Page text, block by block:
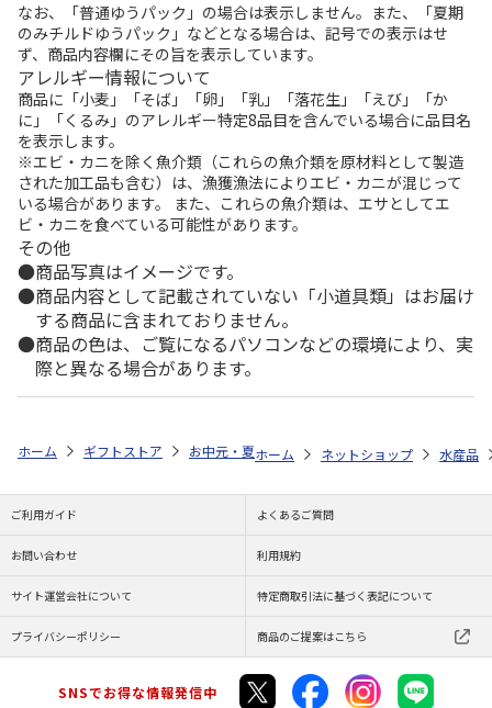
なお、「普通ゆうパック」の場合は表示しません。また、「夏期
のみチルドゆうパック」などとなる場合は、記号での表示はせ
ず、商品内容欄にその旨を表示しています。
アレルギー情報について
商品に「小麦」「そば」「卵」「乳」「落花生」「えび」「か
に」「くるみ」のアレルギー特定8品目を含んでいる場合に品目名
を表示します。
※エビ・カニを除く魚介類（これらの魚介類を原材料として製造
された加工品も含む）は、漁獲漁法によりエビ・カニが混じって
いる場合があります。 また、これらの魚介類は、エサとしてエ
ビ・カニを食べている可能性があります。
その他
商品写真はイメージです。
商品内容として記載されていない「小道具類」はお届け
する商品に含まれておりません。
商品の色は、ご覧になるパソコンなどの環境により、実
際と異なる場合があります。
ホーム ギフトストア お中元・夏ギフト特集 2026 ゆうゆうギフト
ホーム ネットショップ 水産品
ご利用ガイド よくあるご質問
お問い合わせ 利用規約
サイト運営会社について 特定商取引法に基づく表記について
プライバシーポリシー 商品のご提案はこちら
SNSでお得な情報発信中